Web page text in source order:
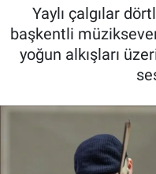
Yaylı çalgılar
başkentli
yoğun alkışları